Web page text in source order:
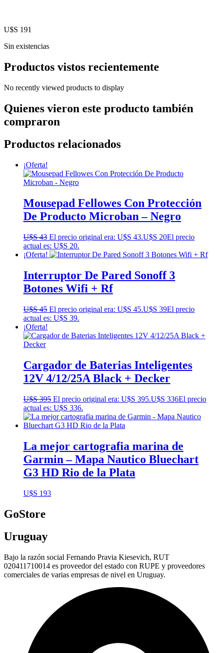
U$S 191
Sin existencias
Productos vistos recientemente
No recently viewed products to display
Quienes vieron este producto también
compraron
Productos relacionados
¡Oferta!
Mousepad Fellowes Con Protección
De Producto Microban – Negro
U$S43 El precio original era: U$S 43.U$S 20El precio
actual es: U$S 20.
¡Oferta!
Interruptor De Pared Sonoff 3
Botones Wifi + Rf
U$S45 El precio original era: U$S 45.U$S 39El precio
actual es: U$S 39.
¡Oferta!
Cargador de Baterias Inteligentes
12V 4/12/25A Black + Decker
U$S395 El precio original era: U$S 395.U$S 336El precio
actual es: U$S 336.
La mejor cartografia marina de
Garmin – Mapa Nautico Bluechart
G3 HD Rio de la Plata
U$S 193
GoStore
Uruguay
Bajo la razón social Fernando Pravia Kiesevich, RUT
020411710014 es proveedor del estado con RUPE y proveedores
comerciales de varias empresas de nivel en Uruguay.